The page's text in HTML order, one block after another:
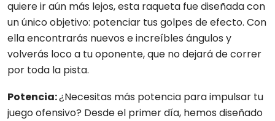
quiere ir aún más lejos, esta raqueta fue diseñada con
un único objetivo: potenciar tus golpes de efecto. Con
ella encontrarás nuevos e increíbles ángulos y
volverás loco a tu oponente, que no dejará de correr
por toda la pista.
Potencia:¿Necesitas más potencia para impulsar tu
juego ofensivo? Desde el primer día, hemos diseñado